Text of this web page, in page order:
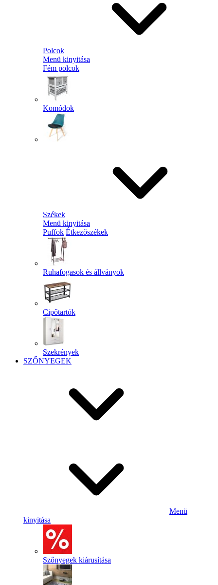
Polcok
Menü kinyitása
Fém polcok
Komódok
Székek
Menü kinyitása
Puffok Étkezőszékek
Ruhafogasok és állványok
Cipőtartók
Szekrények
SZŐNYEGEK
Menü
kinyitása
Szőnyegek kiárusítása